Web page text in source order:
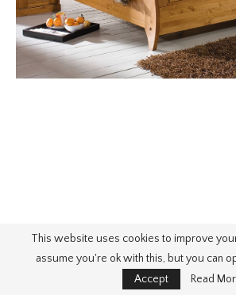
This website uses cookies to improve
assume you're ok with this, but you can
Accept
Read